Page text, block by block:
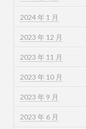
2024 年 1 月
2023 年 12 月
2023 年 11 月
2023 年 10 月
2023 年 9 月
2023 年 6 月